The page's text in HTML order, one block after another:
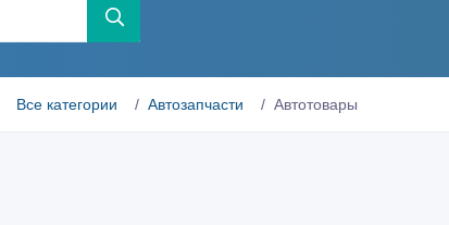
Все категории Автозапчасти Автотовары